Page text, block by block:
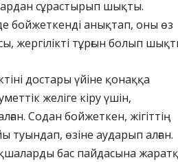
сұрастырып шықты.
бойжеткенді анықтап, оны өз
жергілікті тұрғын болып
достары үйіне қонаққа
желіге кіру үшін,
Содан бойжеткен, жігіттің
өзіне аударып алған.
бас пайдасына